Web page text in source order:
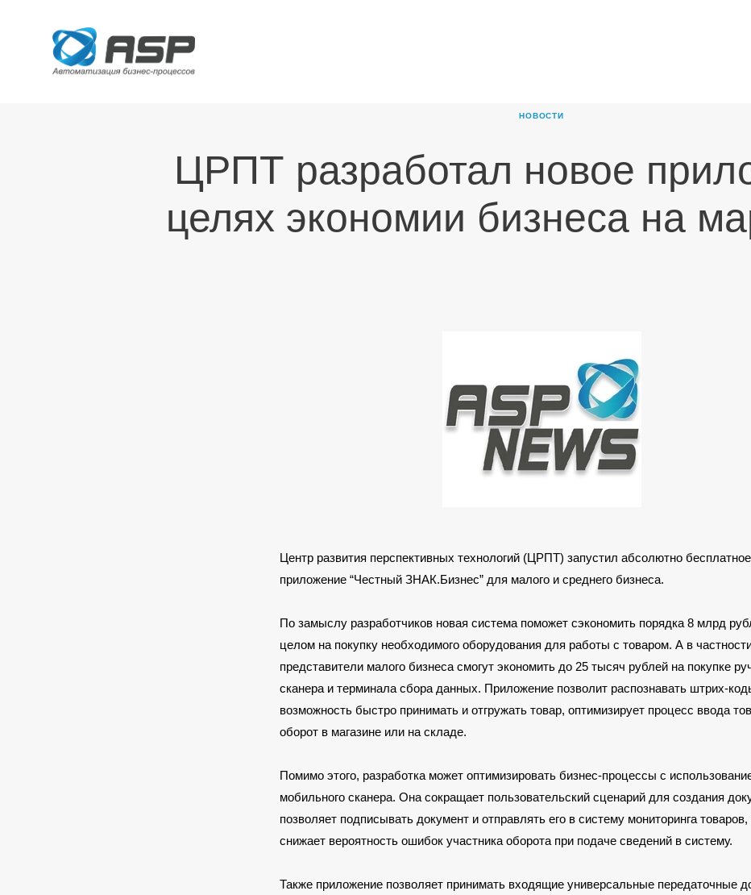
НОВОСТИ
ЦРПТ разработал новое
целях экономии бизнеса на
НОВОСТИ
КАРЬЕРА
Центр развития перспективных технологий (ЦРПТ) запустил абсолютно бесплатное
приложение “Честный ЗНАК.Бизнес” для малого и среднего бизнеса.
По замыслу разработчиков новая система поможет сэкономить порядка 8 млрд
целом на покупку необходимого оборудования для работы с товаром. А в
представители малого бизнеса смогут экономить до 25 тысяч рублей на покупке
сканера и терминала сбора данных. Приложение позволит распознавать штрих-
возможность быстро принимать и отгружать товар, оптимизирует процесс ввода
оборот в магазине или на складе.
Помимо этого, разработка может оптимизировать бизнес-процессы с
мобильного сканера. Она сокращает пользовательский сценарий для создания
позволяет подписывать документ и отправлять его в систему мониторинга
снижает вероятность ошибок участника оборота при подаче сведений в систему.
Также приложение позволяет принимать входящие универсальные передаточные